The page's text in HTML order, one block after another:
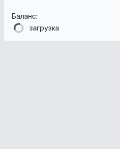
Баланс:
загрузка